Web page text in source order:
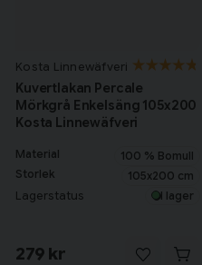
Kosta Linnewäfveri
Kuvertlakan Percale
Mörkgrå Enkelsäng 105x200
Kosta Linnewäfveri
Material
100 % Bomull
Storlek
105x200 cm
Lagerstatus I lager
279 kr